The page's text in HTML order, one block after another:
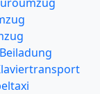
Beiladung